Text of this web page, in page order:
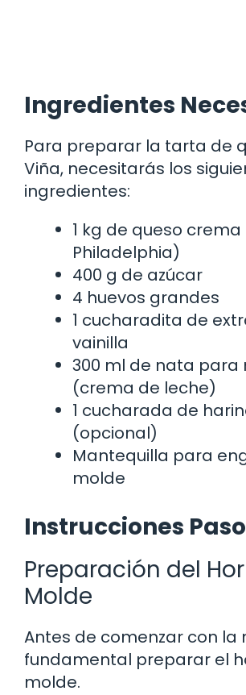
Ingredientes
Para preparar la tarta de
Viña, necesitarás los
ingredientes:
1 kg de queso
Philadelphia)
400 g de azúcar
4 huevos grandes
1 cucharadita de
vainilla
300 ml de nata para
(crema de leche)
1 cucharada de
(opcional)
Mantequilla para
molde
Instrucciones
Preparación del
Molde
Antes de comenzar con la
fundamental preparar el
molde.